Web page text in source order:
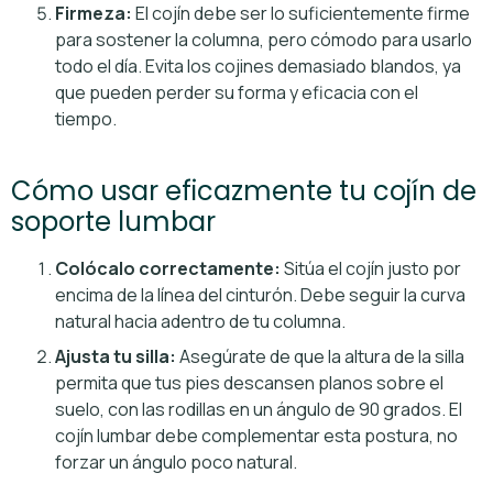
Firmeza: El cojín debe ser lo suficientemente firme
para sostener la columna, pero cómodo para usarlo
todo el día. Evita los cojines demasiado blandos, ya
que pueden perder su forma y eficacia con el
tiempo.
Cómo usar eficazmente tu cojín de
soporte lumbar
Colócalo correctamente: Sitúa el cojín justo por
encima de la línea del cinturón. Debe seguir la curva
natural hacia adentro de tu columna.
Ajusta tu silla: Asegúrate de que la altura de la silla
permita que tus pies descansen planos sobre el
suelo, con las rodillas en un ángulo de 90 grados. El
cojín lumbar debe complementar esta postura, no
forzar un ángulo poco natural.